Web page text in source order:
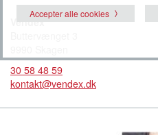
Vendex
30 58 48 59
kontakt@vendex.dk
Accepter alle cookies